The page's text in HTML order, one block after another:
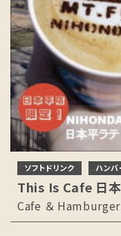
ソフトドリンク ハンバ
This Is Cafe 日
Cafe ＆